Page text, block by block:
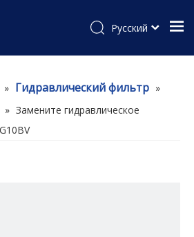
Pусский
» Гидравлический фильтр »
» Замените гидравлическое